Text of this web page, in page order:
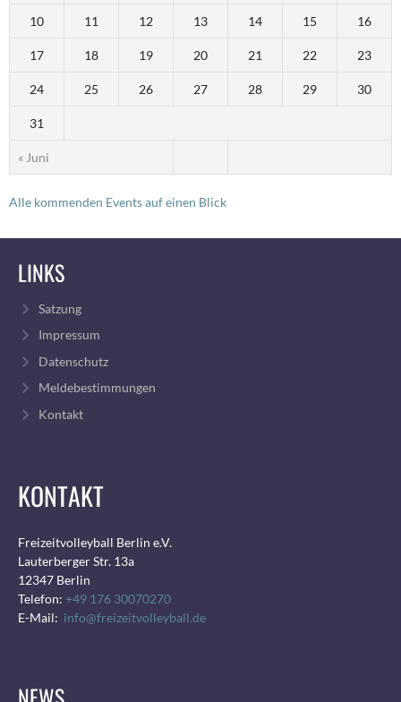
« Juni
10 11 12 13 14 15 16
17 18 19 20 21 22 23
24 25 26 27 28 29 30
31
Alle kommenden Events auf einen Blick
LINKS
Satzung
Impressum
Datenschutz
Meldebestimmungen
Kontakt
KONTAKT
Freizeitvolleyball Berlin e.V.
Lauterberger Str. 13a
12347 Berlin
Telefon: +49 176 30070270
E-Mail: info@freizeitvolleyball.de